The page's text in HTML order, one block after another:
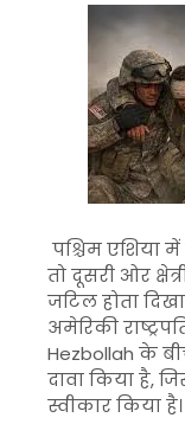
पश्चिम एशिया
तो दूसरी ओर
जटिल होता
अमेरिकी
Hezbollah के
दावा किया है,
स्वीकार किया है।